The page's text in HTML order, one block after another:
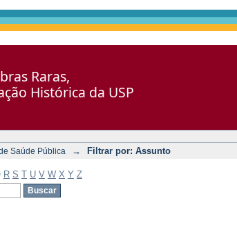
Raras,
Histórica da USP
Saúde Pública → Filtrar por: Assunto
R S T U V W X Y Z